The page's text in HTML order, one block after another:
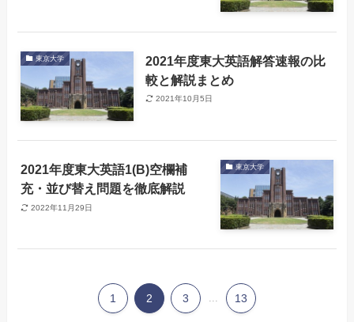
東京大学
2021年度東大英語解答速報の比
較と解説まとめ
2021年10月5日
東京大学
2021年度東大英語1(B)空欄補
充・並び替え問題を徹底解説
2022年11月29日
1 2 3 ... 13